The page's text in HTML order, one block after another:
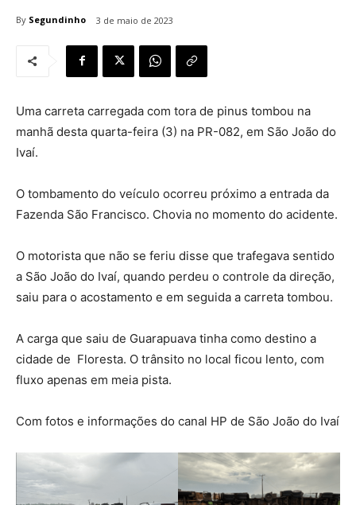
By Segundinho 3 de maio de 2023
Uma carreta carregada com tora de pinus tombou na
manhã desta quarta-feira (3) na PR-082, em São João do
Ivaí.
O tombamento do veículo ocorreu próximo a entrada da
Fazenda São Francisco. Chovia no momento do acidente.
O motorista que não se feriu disse que trafegava sentido
a São João do Ivaí, quando perdeu o controle da direção,
saiu para o acostamento e em seguida a carreta tombou.
A carga que saiu de Guarapuava tinha como destino a
cidade de Floresta. O trânsito no local ficou lento, com
fluxo apenas em meia pista.
Com fotos e informações do canal HP de São João do Ivaí